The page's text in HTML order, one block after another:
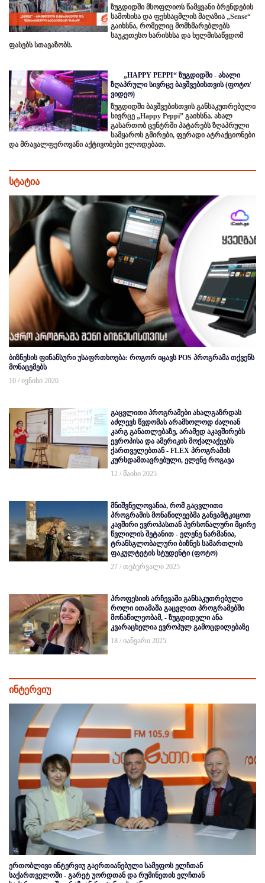
ზუგდიდში მსოფლიოს წამყვანი ბრენდების
სამოსისა და ფეხსაცმლის მაღაზია „Sense“
გაიხსნა, რომელიც მომხმარებლებს
საუკეთესო ხარისხსა და ხელმისაწვდომ
ფასებს სთავაზობს.
„HAPPY PEPPI“ ზუგდიდში - ახალი
ზღაპრული სივრცე ბავშვებისთვის (ფოტო/
ვიდეო)
ზუგდიდში ბავშვებისთვის განსაკუთრებული
სივრცე „Happy Peppi” გაიხსნა. ახალ
გასართობ ცენტრში პატარებს ზღაპრული
სამყაროს გმირები, ფერადი ატრაქციონები
და მრავალფეროვანი აქტივობები ელოდებათ.
სტატია
ბიზნესის ფინანსური უსაფრთხოება: როგორ იცავს POS პროგრამა თქვენს
მონაცემებს
10 / ივნისი 2026
გაცვლითი პროგრამები ახალგაზრდას
აძლევს წვდომას არამხოლოდ ძალიან
კარგ განათლებაზე, არამედ აკავშირებს
ევროპისა და ამერიკის მოქალაქეებს
ქართველებთან - FLEX პროგრამის
კურსდამთავრებული, ელენე როგავა
12 / მაისი 2025
მნიშვნელოვანია, რომ გაცვლითი
პროგრამის მონაწილეებმა განვამტკიცოთ
კავშირი ევროპასთან პერსონალური მცირე
წვლილის შეტანით - ელენე ნარმანია,
ტრანსგლობალური ბიზნეს სამართლის
ფაკულტეტის სტუდენტი (ფოტო)
27 / თებერვალი 2025
პროფესიის არჩევაში განსაკუთრებული
როლი ითამაშა გაცვლით პროგრამებში
მონაწილეობამ, - ზუგდიდელი ანა
კვარაცხელია ევროპულ გამოცდილებაზე
18 / იანვარი 2025
ინტერვიუ
ერთობლივი ინტერვიუ გაერთიანებული სამეფოს ელჩთან
საქართველოში - გარეტ უორდთან და რუმინეთის ელჩთან